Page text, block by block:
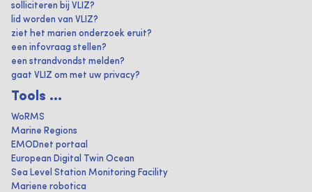
solliciteren bij VLIZ?
lid worden van VLIZ?
ziet het marien onderzoek eruit?
een infovraag stellen?
een strandvondst melden?
gaat VLIZ om met uw privacy?
Tools ...
WoRMS
Marine Regions
EMODnet portaal
European Digital Twin Ocean
Sea Level Station Monitoring Facility
Mariene robotica